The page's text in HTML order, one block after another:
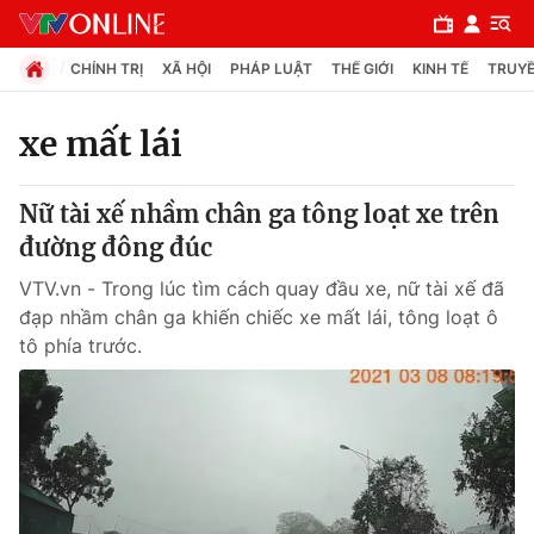
Chuyên mục
Chính trị
Xã hội
Pháp luật
Y tế
Thế giới
CHÍNH TRỊ XÃ HỘI PHÁP LUẬT THẾ GIỚI KINH TẾ
xe mất lái
Nữ tài xế nhầm chân ga tông loạt xe trên
đường đông đúc
VTV.vn - Trong lúc tìm cách quay đầu xe, nữ tài xế đã
đạp nhầm chân ga khiến chiếc xe mất lái, tông loạt ô
tô phía trước.